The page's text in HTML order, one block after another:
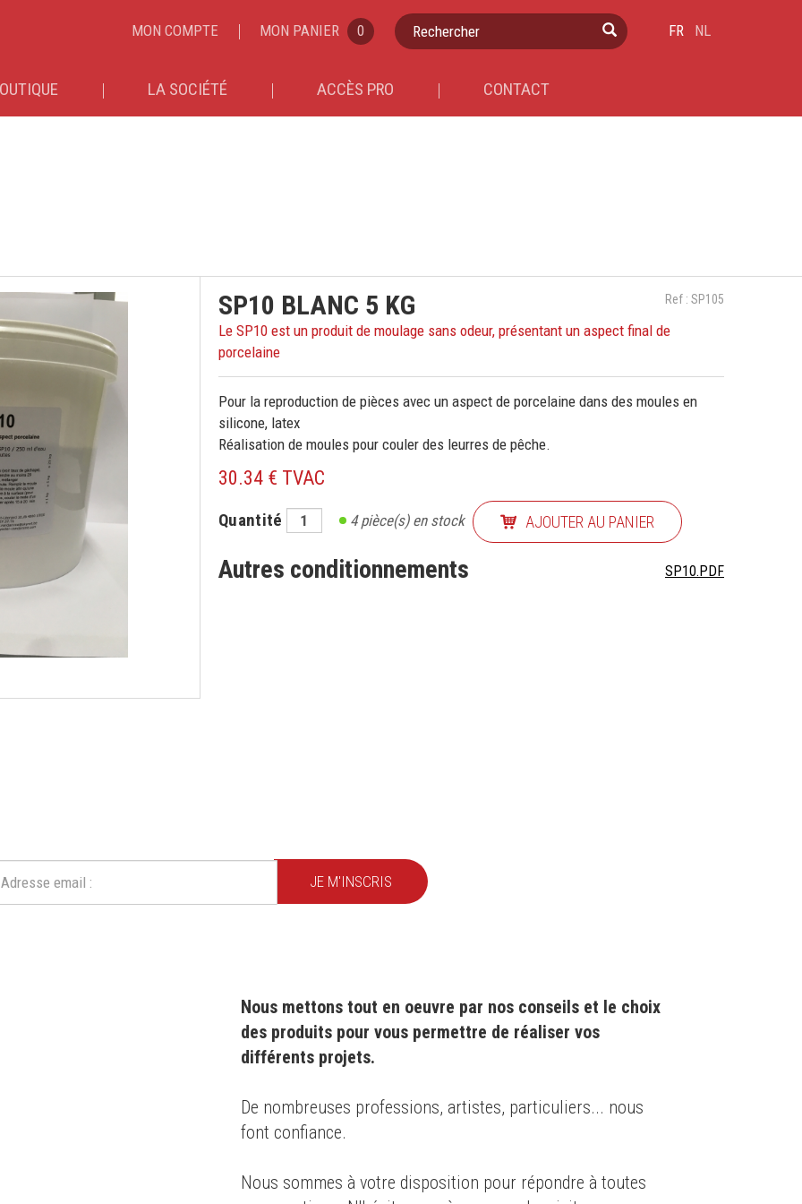
MON COMPTE MON PANIER 0 Rechercher FR NL
LA SOCIÉTÉ ACCÈS PRO CONTACT
Ref : SP105
SP10 BLANC 5 KG
Le SP10 est un produit de moulage sans odeur, présentant un aspect final de
porcelaine
Pour la reproduction de pièces avec un aspect de porcelaine dans des moules en
silicone, latex
Réalisation de moules pour couler des leurres de pêche.
30.34 € TVAC
Quantité 4pièce(s) en stock AJOUTER AU PANIER
SP10.PDF
Autres conditionnements
JE M'INSCRIS
Nous mettons tout en oeuvre par nos conseils et le choix
des produits pour vous permettre de réaliser vos
différents projets.
De nombreuses professions, artistes, particuliers... nous
font confiance.
Nous sommes à votre disposition pour répondre à toutes